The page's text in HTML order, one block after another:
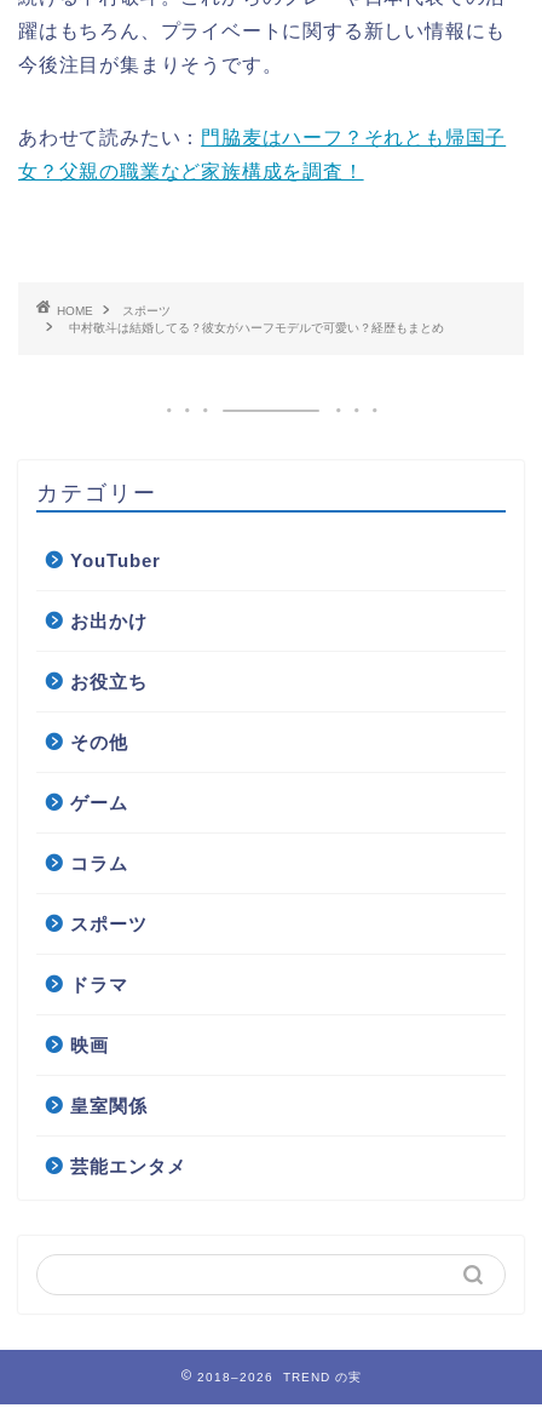
躍はもちろん、プライベートに関する新しい情報にも
今後注目が集まりそうです。
あわせて読みたい： 門脇麦はハーフ？それとも帰国子
女？父親の職業など家族構成を調査！
HOME
スポーツ
中村敬斗は結婚してる？彼女がハーフモデルで可愛い？経歴もまとめ
カテゴリー
YouTuber
お出かけ
お役立ち
その他
ゲーム
コラム
スポーツ
ドラマ
映画
皇室関係
芸能エンタメ
2018–2026 TREND の実